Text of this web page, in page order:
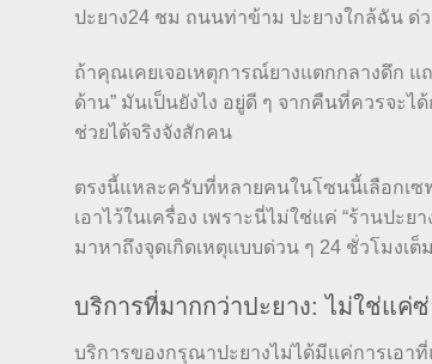
ปะยาง24 ชม ถนนท่าข้าม ปะยางใกล้ฉัน ด่
ถ้าคุณเคยเจอเหตุการณ์ยางแตกกลางดึก
ด้าน” มันเป็นยังไง อยู่ดี ๆ จากคืนที่ควรจะ
ช่วยได้จริงจังสักคน
ตรงนี้แหละครับที่หลายคนในโซนนี้เลือกเซ
เอาไว้ในเครื่อง เพราะนี่ไม่ใช่แค่ “ร้านปะ
มาหาถึงจุดเกิดเหตุแบบด่วน ๆ 24 ชั่วโมงเต็
บริการที่มากกว่าปะยาง: ไม่ใช่แค่
บริการของกรุณาปะยางไม่ได้มีแค่การเอา